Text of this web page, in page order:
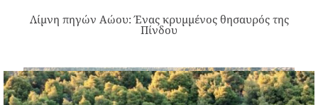
Λίμνη πηγών Αώου: Ένας κρυμμένος θησαυρός της
Πίνδου